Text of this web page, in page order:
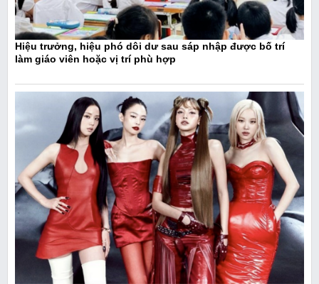
Hiệu trưởng, hiệu phó dôi dư sau sáp nhập được bố trí
làm giáo viên hoặc vị trí phù hợp